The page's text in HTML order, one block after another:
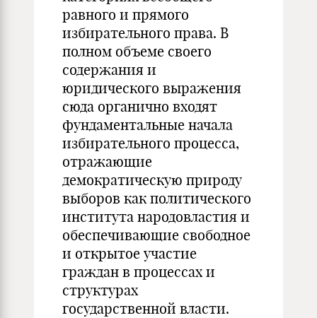
равного и прямого
избирательного права. В
полном объеме своего
содержания и
юридического выражения
сюда органично входят
фундаментальные начала
избирательного процесса,
отражающие
демократическую природу
выборов как политического
института народовластия и
обеспечивающие свободное
и открытое участие
граждан в процессах и
структурах
государственной власти.